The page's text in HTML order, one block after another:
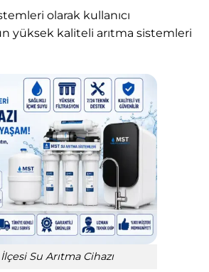
olarak kullanıcı
yüksek kaliteli arıtma sistemleri
Su Arıtma Cihazı